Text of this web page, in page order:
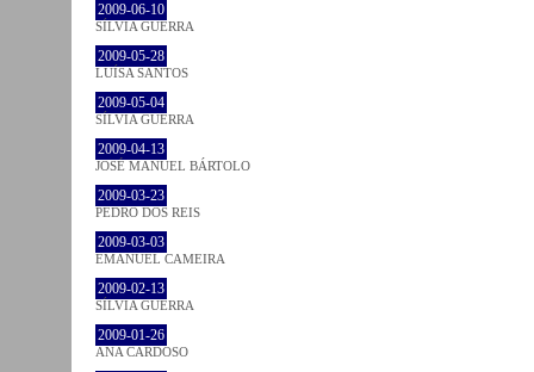
2009-06-10
SÍLVIA GUERRA
2009-05-28
LUÍSA SANTOS
2009-05-04
SÍLVIA GUERRA
2009-04-13
JOSÉ MANUEL BÁRTOLO
2009-03-23
PEDRO DOS REIS
2009-03-03
EMANUEL CAMEIRA
2009-02-13
SÍLVIA GUERRA
2009-01-26
ANA CARDOSO